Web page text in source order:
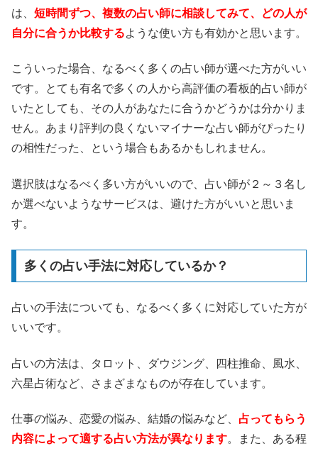
は、 短時間ずつ、複数の占い師に相談してみて、どの人が
自分に合うか比較するような使い方も有効かと思います。
こういった場合、なるべく多くの占い師が選べた方がいい
です。とても有名で多くの人から高評価の看板的占い師が
いたとしても、その人があなたに合うかどうかは分かりま
せん。あまり評判の良くないマイナーな占い師がぴったり
の相性だった、という場合もあるかもしれません。
選択肢はなるべく多い方がいいので、占い師が２～３名し
か選べないようなサービスは、避けた方がいいと思いま
す。
多くの占い手法に対応しているか？
占いの手法についても、なるべく多くに対応していた方が
いいです。
占いの方法は、タロット、ダウジング、四柱推命、風水、
六星占術など、さまざまなものが存在しています。
仕事の悩み、恋愛の悩み、結婚の悩みなど、 占ってもらう
内容によって適する占い方法が異なります。また、ある程